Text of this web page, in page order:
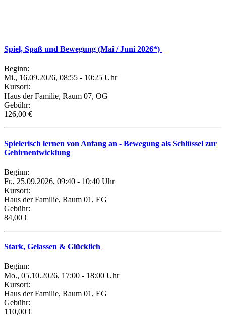
Spiel, Spaß und Bewegung (Mai / Juni 2026*)
Beginn:
Mi., 16.09.2026, 08:55 - 10:25 Uhr
Kursort:
Haus der Familie, Raum 07, OG
Gebühr:
126,00 €
Spielerisch lernen von Anfang an - Bewegung als Schlüssel zur
Gehirnentwicklung
Beginn:
Fr., 25.09.2026, 09:40 - 10:40 Uhr
Kursort:
Haus der Familie, Raum 01, EG
Gebühr:
84,00 €
Stark, Gelassen & Glücklich
Beginn:
Mo., 05.10.2026, 17:00 - 18:00 Uhr
Kursort:
Haus der Familie, Raum 01, EG
Gebühr:
110,00 €